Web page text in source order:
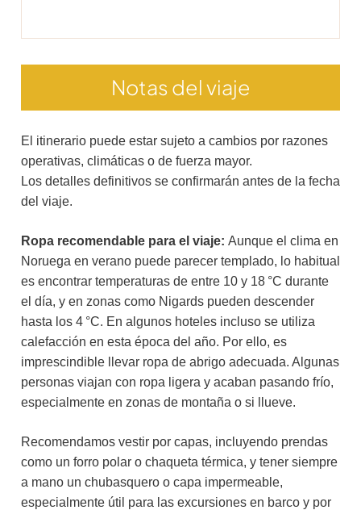
Notas del viaje
El itinerario puede estar sujeto a cambios por razones
operativas, climáticas o de fuerza mayor.
Los detalles definitivos se confirmarán antes de la fecha
del viaje.
Ropa recomendable para el viaje: Aunque el clima en
Noruega en verano puede parecer templado, lo habitual
es encontrar temperaturas de entre 10 y 18 °C durante
el día, y en zonas como Nigards pueden descender
hasta los 4 °C. En algunos hoteles incluso se utiliza
calefacción en esta época del año. Por ello, es
imprescindible llevar ropa de abrigo adecuada. Algunas
personas viajan con ropa ligera y acaban pasando frío,
especialmente en zonas de montaña o si llueve.
Recomendamos vestir por capas, incluyendo prendas
como un forro polar o chaqueta térmica, y tener siempre
a mano un chubasquero o capa impermeable,
especialmente útil para las excursiones en barco y por